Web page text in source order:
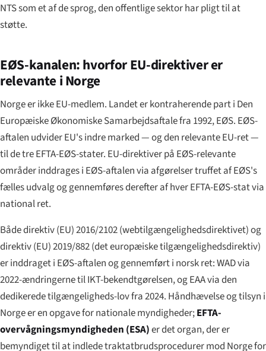
NTS som et af de sprog, den offentlige sektor har pligt til at
støtte.
EØS-kanalen: hvorfor EU-direktiver er
relevante i Norge
Norge er ikke EU-medlem. Landet er kontraherende part i Den
Europæiske Økonomiske Samarbejdsaftale fra 1992, EØS. EØS-
aftalen udvider EU's indre marked — og den relevante EU-ret —
til de tre EFTA-EØS-stater. EU-direktiver på EØS-relevante
områder inddrages i EØS-aftalen via afgørelser truffet af EØS's
fælles udvalg og gennemføres derefter af hver EFTA-EØS-stat via
national ret.
Både direktiv (EU) 2016/2102 (webtilgængelighedsdirektivet) og
direktiv (EU) 2019/882 (det europæiske tilgængelighedsdirektiv)
er inddraget i EØS-aftalen og gennemført i norsk ret: WAD via
2022-ændringerne til IKT-bekendtgørelsen, og EAA via den
dedikerede tilgængeligheds-lov fra 2024. Håndhævelse og tilsyn i
Norge er en opgave for nationale myndigheder;EFTA-
overvågningsmyndigheden (ESA)er det organ, der er
bemyndiget til at indlede traktatbrudsprocedurer mod Norge for